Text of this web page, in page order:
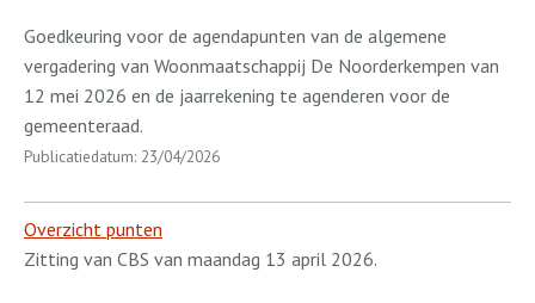
Goedkeuring voor de agendapunten van de algemene
vergadering van Woonmaatschappij De Noorderkempen van
12 mei 2026 en de jaarrekening te agenderen voor de
gemeenteraad.
Publicatiedatum: 23/04/2026
Overzicht punten
Zitting van CBS van maandag 13 april 2026.